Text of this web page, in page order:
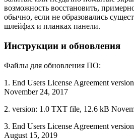
возможность восстановить,
обычно, если не образовались
шлейфах и планках панели.
Инструкции и обновления
Файлы для обновления ПО:
1. End Users License Agreement
November 24, 2017
2. version: 1.0 TXT file, 12.6 kB
3. End Users License Agreement
August 15, 2019